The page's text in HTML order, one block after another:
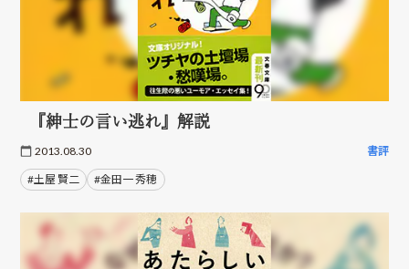
『紳士の言い逃れ』解説
2013.08.30 書評
#土屋 賢二 #金田一 秀穂